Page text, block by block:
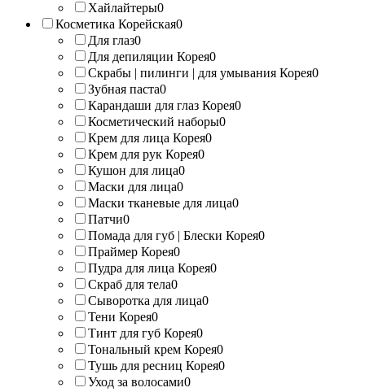
Хайлайтеры0
Косметика Корейская0
Для глаз0
Для депиляции Корея0
Скрабы | пилинги | для умывания Корея0
Зубная паста0
Карандаши для глаз Корея0
Косметический наборы0
Крем для лица Корея0
Крем для рук Корея0
Кушон для лица0
Маски для лица0
Маски тканевые для лица0
Патчи0
Помада для губ | Блески Корея0
Праймер Корея0
Пудра для лица Корея0
Скраб для тела0
Сыворотка для лица0
Тени Корея0
Тинт для губ Корея0
Тональный крем Корея0
Тушь для ресниц Корея0
Уход за волосами0